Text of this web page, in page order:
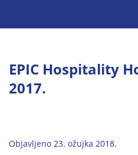
EPIC Hospitality
2017.
Objavljeno 23. ožujka 2018.